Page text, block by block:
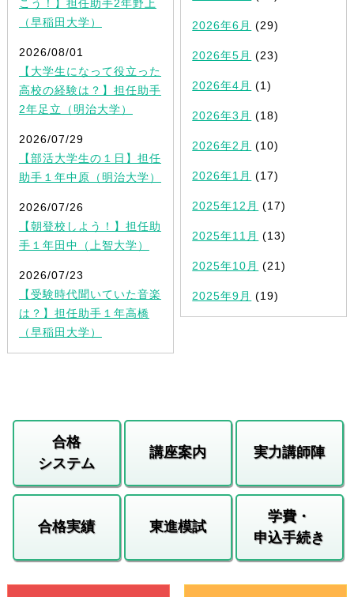
こう！】担任助手2年野上
（早稲田大学）
2026/08/01
【大学生になって役立った
高校の経験は？】担任助手
2年足立（明治大学）
2026/07/29
【部活大学生の１日】担任
助手１年中原（明治大学）
2026/07/26
【朝登校しよう！】担任助
手１年田中（上智大学）
2026/07/23
【受験時代聞いていた音楽
は？】担任助手１年高橋
（早稲田大学）
2026年6月 (29)
2026年5月 (23)
2026年4月 (1)
2026年3月 (18)
2026年2月 (10)
2026年1月 (17)
2025年12月 (17)
2025年11月 (13)
2025年10月 (21)
2025年9月 (19)
合格
システム
講座案内 実力講師陣
合格実績 東進模試
学費・
申込手続き